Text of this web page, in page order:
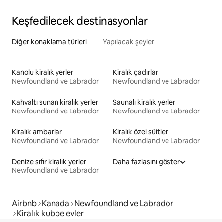
Keşfedilecek destinasyonlar
Diğer konaklama türleri Yapılacak şeyler
Kanolu kiralık yerler
Newfoundland ve Labrador
Kiralık çadırlar
Newfoundland ve Labrador
Kahvaltı sunan kiralık yerler
Newfoundland ve Labrador
Saunalı kiralık yerler
Newfoundland ve Labrador
Kiralık ambarlar
Newfoundland ve Labrador
Kiralık özel süitler
Newfoundland ve Labrador
Denize sıfır kiralık yerler
Newfoundland ve Labrador
Daha fazlasını göster
Airbnb Kanada Newfoundland ve Labrador
Kiralık kubbe evler